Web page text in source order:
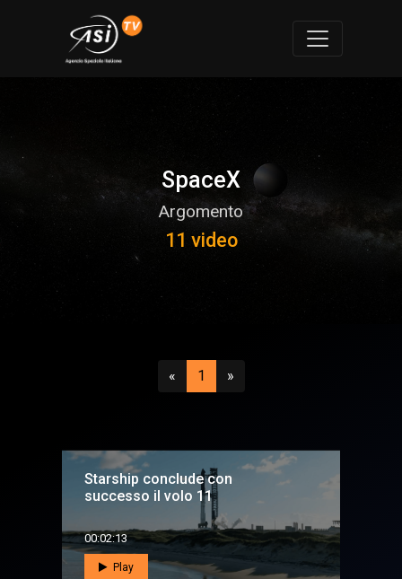
SpaceX
Argomento
11 video
«Precedente
1 (attuale)
»Successivo
Starship conclude con
successo il volo 11
00:02:13
Play